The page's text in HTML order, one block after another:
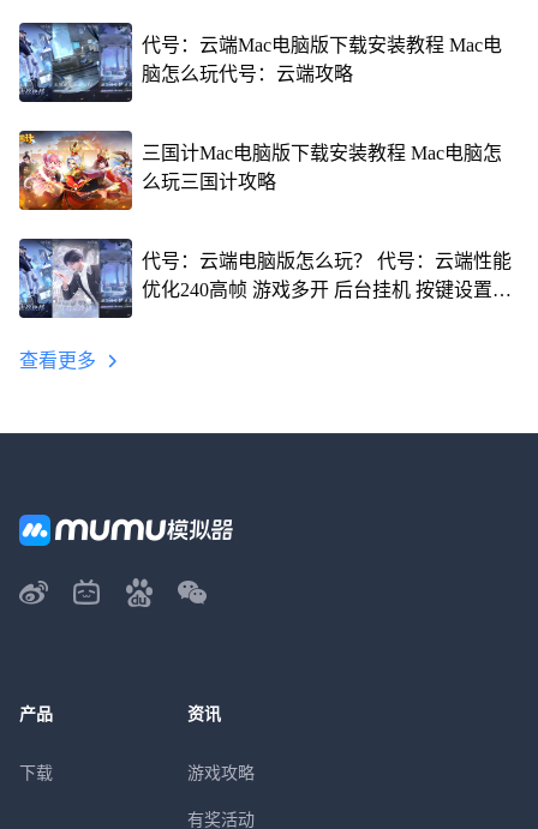
代号：云端Mac电脑版下载安装教程 Mac电
脑怎么玩代号：云端攻略
三国计Mac电脑版下载安装教程 Mac电脑怎
么玩三国计攻略
代号：云端电脑版怎么玩？ 代号：云端性能
优化240高帧 游戏多开 后台挂机 按键设置教
查看更多
产品
下载
资讯
游戏攻略
有奖活动